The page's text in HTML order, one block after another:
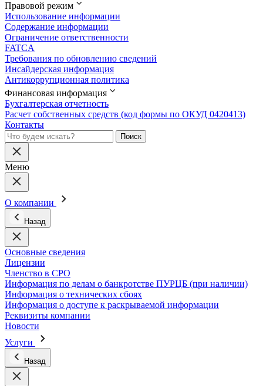
Правовой режим
Использование информации
Содержание информации
Ограничение ответственности
FATCA
Требования по обновлению сведений
Инсайдерская информация
Антикоррупционная политика
Финансовая информация
Бухгалтерская отчетность
Расчет собственных средств (код формы по ОКУД 0420413)
Контакты
Меню
О компании
Назад
Основные сведения
Лицензии
Членство в СРО
Информация по делам о банкротстве ПУРЦБ (при наличии)
Информация о технических сбоях
Информация о доступе к раскрываемой информации
Реквизиты компании
Новости
Услуги
Назад